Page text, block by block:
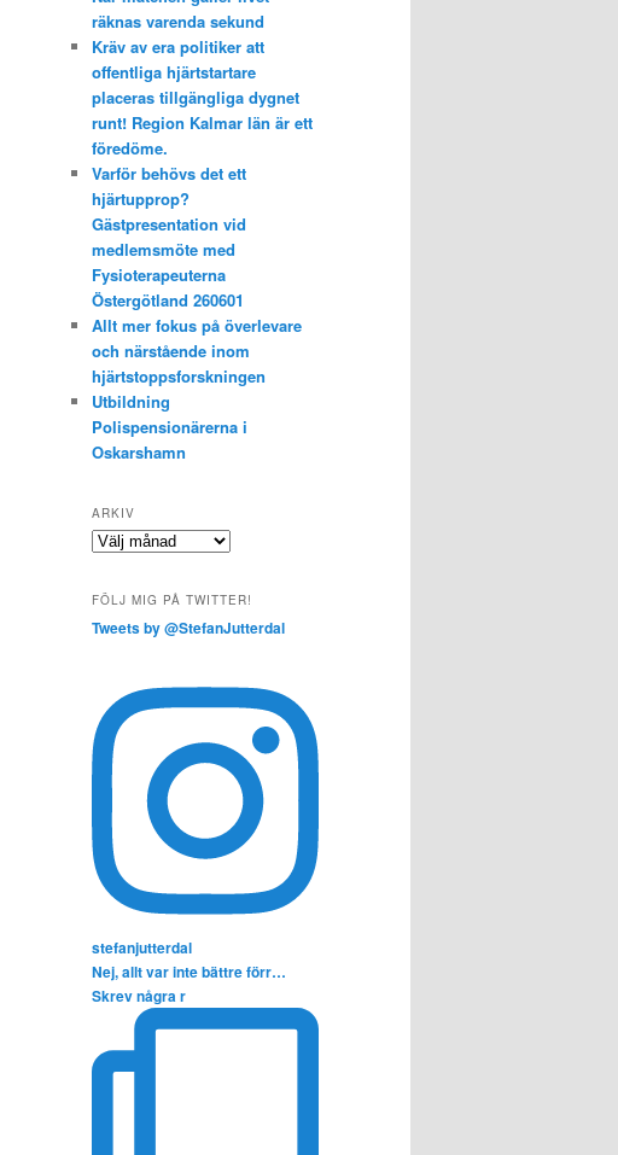
räknas varenda sekund
Kräv av era politiker att
offentliga hjärtstartare
placeras tillgängliga dygnet
runt! Region Kalmar län är ett
föredöme.
Varför behövs det ett
hjärtupprop?
Gästpresentation vid
medlemsmöte med
Fysioterapeuterna
Östergötland 260601
Allt mer fokus på överlevare
och närstående inom
hjärtstoppsforskningen
Utbildning
Polispensionärerna i
Oskarshamn
ARKIV
Arkiv
FÖLJ MIG PÅ TWITTER!
Tweets by @StefanJutterdal
stefanjutterdal
Nej, allt var inte bättre förr…
Skrev några r